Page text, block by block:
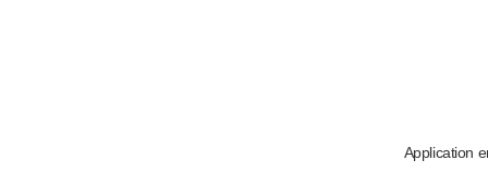
Application